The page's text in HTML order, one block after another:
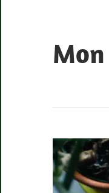
content